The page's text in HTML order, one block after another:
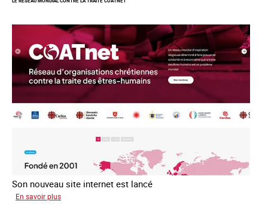
après
loi
du
13
avril
2016
Son nouveau site internet est lancé
En savoir plus